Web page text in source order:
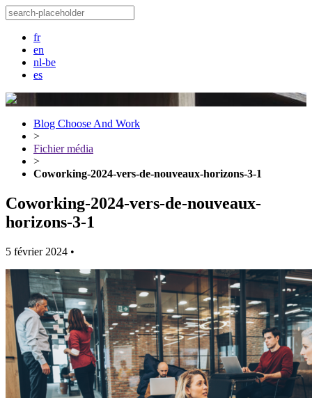
fr
en
nl-be
es
Blog Choose And Work
>
Fichier média
>
Coworking-2024-vers-de-nouveaux-horizons-3-1
Coworking-2024-vers-de-nouveaux-
horizons-3-1
5 février 2024 •